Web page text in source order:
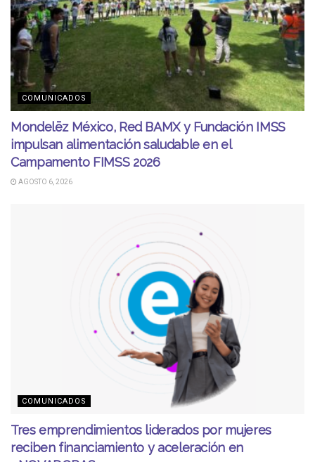
COMUNICADOS
Mondelēz México, Red BAMX y Fundación IMSS
impulsan alimentación saludable en el
Campamento FIMSS 2026
AGOSTO 6, 2026
COMUNICADOS
Tres emprendimientos liderados por mujeres
reciben financiamiento y aceleración en